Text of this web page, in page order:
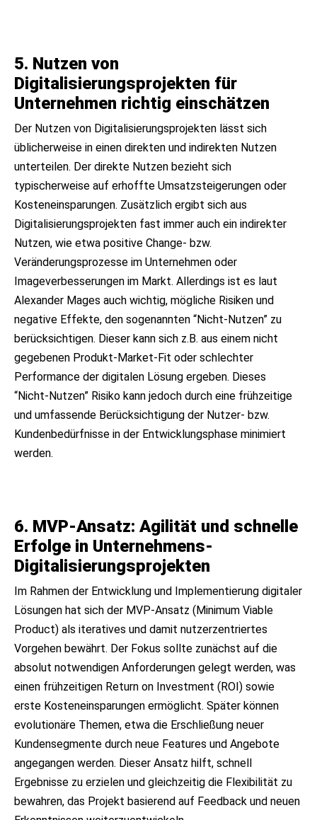
5. Nutzen von
Digitalisierungsprojekten für
Unternehmen richtig einschätzen
Der Nutzen von Digitalisierungsprojekten lässt sich
üblicherweise in einen direkten und indirekten Nutzen
unterteilen. Der direkte Nutzen bezieht sich
typischerweise auf erhoffte Umsatzsteigerungen oder
Kosteneinsparungen. Zusätzlich ergibt sich aus
Digitalisierungsprojekten fast immer auch ein indirekter
Nutzen, wie etwa positive Change- bzw.
Veränderungsprozesse im Unternehmen oder
Imageverbesserungen im Markt. Allerdings ist es laut
Alexander Mages auch wichtig, mögliche Risiken und
negative Effekte, den sogenannten “Nicht-Nutzen” zu
berücksichtigen. Dieser kann sich z.B. aus einem nicht
gegebenen Produkt-Market-Fit oder schlechter
Performance der digitalen Lösung ergeben. Dieses
“Nicht-Nutzen” Risiko kann jedoch durch eine frühzeitige
und umfassende Berücksichtigung der Nutzer- bzw.
Kundenbedürfnisse in der Entwicklungsphase minimiert
werden.
6. MVP-Ansatz: Agilität und schnelle
Erfolge in Unternehmens-
Digitalisierungsprojekten
Im Rahmen der Entwicklung und Implementierung digitaler
Lösungen hat sich der MVP-Ansatz (Minimum Viable
Product) als iteratives und damit nutzerzentriertes
Vorgehen bewährt. Der Fokus sollte zunächst auf die
absolut notwendigen Anforderungen gelegt werden, was
einen frühzeitigen Return on Investment (ROI) sowie
erste Kosteneinsparungen ermöglicht. Später können
evolutionäre Themen, etwa die Erschließung neuer
Kundensegmente durch neue Features und Angebote
angegangen werden. Dieser Ansatz hilft, schnell
Ergebnisse zu erzielen und gleichzeitig die Flexibilität zu
bewahren, das Projekt basierend auf Feedback und neuen